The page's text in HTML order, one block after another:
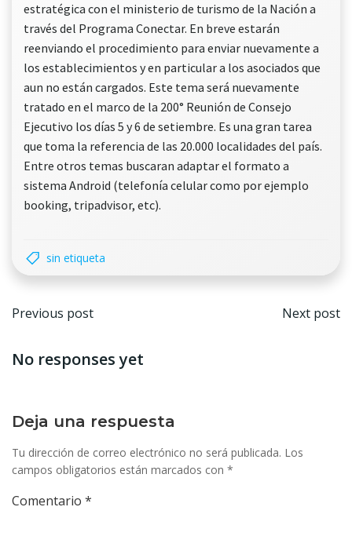
estratégica con el ministerio de turismo de la Nación a
través del Programa Conectar. En breve estarán
reenviando el procedimiento para enviar nuevamente a
los establecimientos y en particular a los asociados que
aun no están cargados. Este tema será nuevamente
tratado en el marco de la 200° Reunión de Consejo
Ejecutivo los días 5 y 6 de setiembre. Es una gran tarea
que toma la referencia de las 20.000 localidades del país.
Entre otros temas buscaran adaptar el formato a
sistema Android (telefonía celular como por ejemplo
booking, tripadvisor, etc).
sin etiqueta
Navegación
por
entradas
Previous post Next post
No responses yet
Deja una respuesta
Tu dirección de correo electrónico no será publicada. Los
campos obligatorios están marcados con *
Comentario *